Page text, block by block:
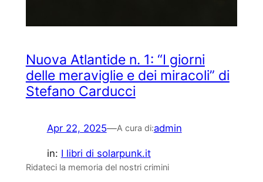
Nuova Atlantide n. 1: “I giorni
delle meraviglie e dei miracoli” di
Stefano Carducci
Apr 22, 2025—A cura di:admin
in: I libri di solarpunk.it
Ridateci la memoria del nostri crimini